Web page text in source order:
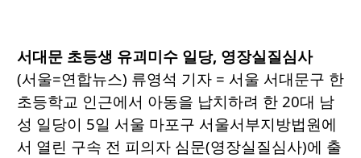
서대문 초등생 유괴미수 일당, 영장실질심사
(서울=연합뉴스) 류영석 기자 = 서울 서대문구 한
초등학교 인근에서 아동을 납치하려 한 20대 남
성 일당이 5일 서울 마포구 서울서부지방법원에
서 열린 구속 전 피의자 심문(영장실질심사)에 출